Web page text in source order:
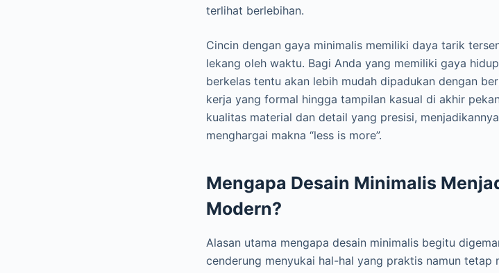
terlihat berlebihan.
Cincin dengan gaya minimalis memiliki daya tarik
lekang oleh waktu. Bagi Anda yang memiliki gaya
berkelas tentu akan lebih mudah dipadukan dengan
kerja yang formal hingga tampilan kasual di akhir
kualitas material dan detail yang presisi,
menghargai makna “less is more”.
Mengapa Desain Minimalis
Modern?
Alasan utama mengapa desain minimalis begitu
cenderung menyukai hal-hal yang praktis namun